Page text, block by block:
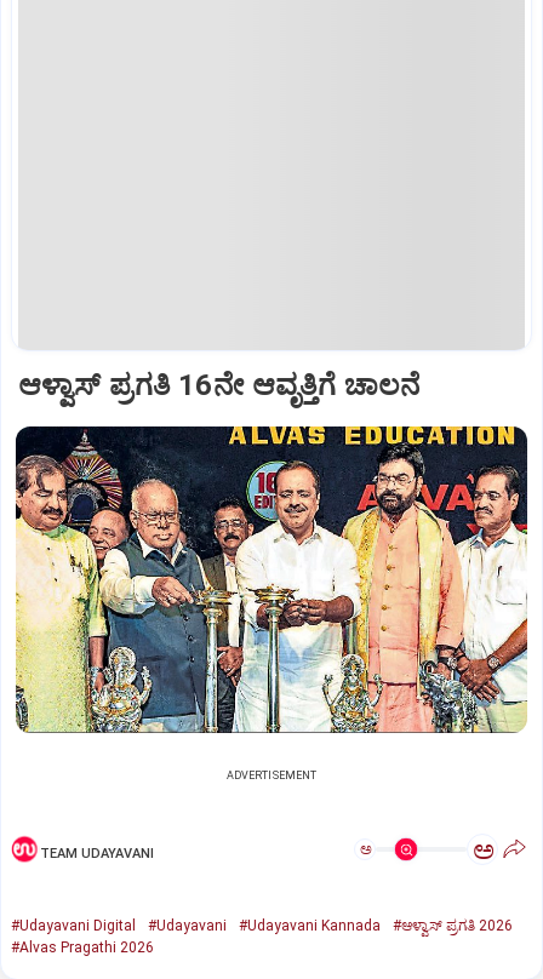
ಆಳ್ವಾಸ್‌ ಪ್ರಗತಿ 16ನೇ ಆವೃತ್ತಿಗೆ ಚಾಲನೆ
ADVERTISEMENT
TEAM UDAYAVANI ಅ ಅ
#Udayavani Digital #Udayavani #Udayavani Kannada
#ಆಳ್ವಾಸ್‌ ಪ್ರಗತಿ 2026
#Alvas Pragathi 2026